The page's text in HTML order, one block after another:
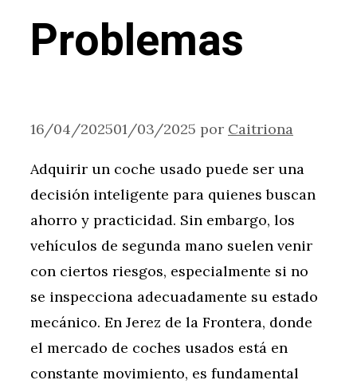
Problemas
16/04/202501/03/2025 por Caitriona
Adquirir un coche usado puede ser una
decisión inteligente para quienes buscan
ahorro y practicidad. Sin embargo, los
vehículos de segunda mano suelen venir
con ciertos riesgos, especialmente si no
se inspecciona adecuadamente su estado
mecánico. En Jerez de la Frontera, donde
el mercado de coches usados está en
constante movimiento, es fundamental